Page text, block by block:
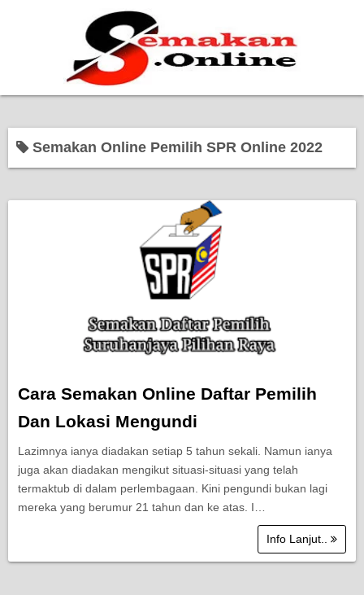
Bantuan Kerajaan
Semakan Online Pemilih SPR Online 2022
Cara Semakan Online Daftar Pemilih
Dan Lokasi Mengundi
Lazimnya ianya diadakan setiap 5 tahun sekali. Namun ianya
juga akan diadakan mengikut situasi-situasi yang telah
termaktub di dalam perlembagaan. Kini pengundi bukan lagi
mereka yang berumur 21 tahun dan ke atas. I…
Info Lanjut..